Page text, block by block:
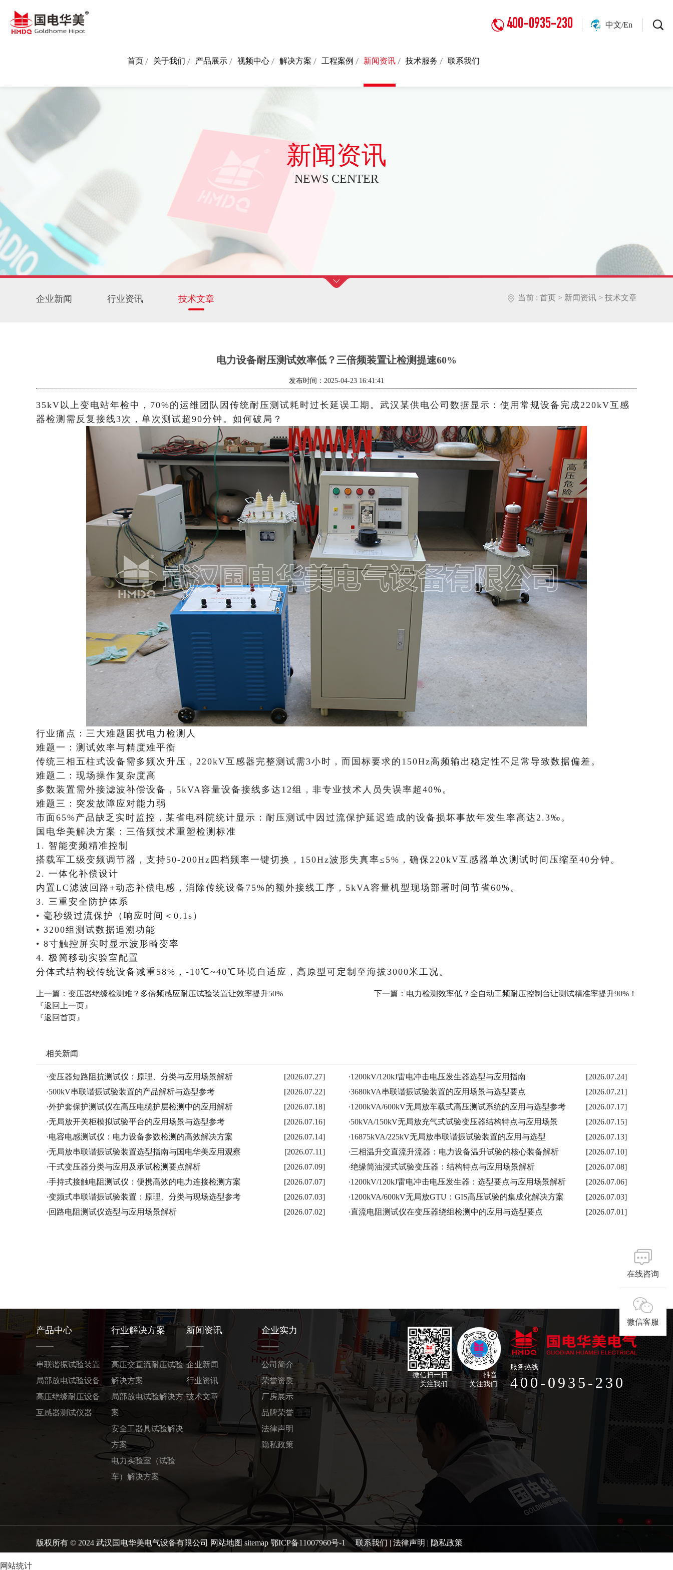
中文/En
400-0935-230
首页 关于我们 产品展示 视频中心 解决方案 工程案例 新闻资讯 技术服务 联系我们
新闻资讯
NEWS CENTER
企业新闻 行业资讯 技术文章 当前 : 首页 > 新闻资讯 > 技术文章
电力设备耐压测试效率低？三倍频装置让检测提速60%
发布时间：2025-04-23 16:41:41
35kV以上变电站年检中，70%的运维团队因传统耐压测试耗时过长延误工期。武汉某供电公司数据显示：使用常规设备完成220kV互感
器检测需反复接线3次，单次测试超90分钟。如何破局？
行业痛点：三大难题困扰电力检测人
​​难题一：测试效率与精度难平衡​​
传统三相五柱式设备需多频次升压，220kV互感器完整测试需3小时，而国标要求的150Hz高频输出稳定性不足常导致数据偏差。
​​难题二：现场操作复杂度高​​
多数装置需外接滤波补偿设备，5kVA容量设备接线多达12组，非专业技术人员失误率超40%。
​​难题三：突发故障应对能力弱​​
市面65%产品缺乏实时监控，某省电科院统计显示：耐压测试中因过流保护延迟造成的设备损坏事故年发生率高达2.3‰。
国电华美解决方案：三倍频技术重塑检测标准
​​1. 智能变频精准控制​​
搭载军工级变频调节器，支持50-200Hz四档频率一键切换，150Hz波形失真率≤5%，确保220kV互感器单次测试时间压缩至40分钟。
​​2. 一体化补偿设计​​
内置LC滤波回路+动态补偿电感，消除传统设备75%的额外接线工序，5kVA容量机型现场部署时间节省60%。
​​3. 三重安全防护体系​​
• 毫秒级过流保护（响应时间＜0.1s）
• 3200组测试数据追溯功能
• 8寸触控屏实时显示波形畸变率
​​4. 极简移动实验室配置​​
分体式结构较传统设备减重58%，-10℃~40℃环境自适应，高原型可定制至海拔3000米工况。
上一篇： 变压器绝缘检测难？多倍频感应耐压试验装置让效率提升50%​ 下一篇： 电力检测效率低？全自动工频耐压控制台让测试精准率提升90%！
『返回上一页』
『返回首页』
相关新闻
·变压器短路阻抗测试仪：原理、分类与应用场景解析 [2026.07.27] ·1200kV/120kJ雷电冲击电压发生器选型与应用指南
[2026.07.24]
·500kV串联谐振试验装置的产品解析与选型参考 [2026.07.22] ·3680kVA串联谐振试验装置的应用场景与选型要点
[2026.07.21]
·外护套保护测试仪在高压电缆护层检测中的应用解析 [2026.07.18] ·1200kVA/600kV无局放车载式高压测试系统的应用与选型参考
[2026.07.17]
·无局放开关柜模拟试验平台的应用场景与选型参考 [2026.07.16] ·50kVA/150kV无局放充气式试验变压器结构特点与应用场景
[2026.07.15]
·电容电感测试仪：电力设备参数检测的高效解决方案 [2026.07.14] ·16875kVA/225kV无局放串联谐振试验装置的应用与选型
[2026.07.13]
·无局放串联谐振试验装置选型指南与国电华美应用观察 [2026.07.11] ·三相温升交直流升流器：电力设备温升试验的核心装备解析
[2026.07.10]
·干式变压器分类与应用及承试检测要点解析 [2026.07.09] ·绝缘筒油浸式试验变压器：结构特点与应用场景解析
[2026.07.08]
·手持式接触电阻测试仪：便携高效的电力连接检测方案 [2026.07.07] ·1200kV/120kJ雷电冲击电压发生器：选型要点与应用场景解析
[2026.07.06]
·变频式串联谐振试验装置：原理、分类与现场选型参考 [2026.07.03] ·1200kVA/600kV无局放GTU：GIS高压试验的集成化解决方案
[2026.07.03]
·回路电阻测试仪选型与应用场景解析 [2026.07.02] ·直流电阻测试仪在变压器绕组检测中的应用与选型要点 [2026.07.01]
产品中心
串联谐振试验装置
局部放电试验设备
高压绝缘耐压设备
互感器测试仪器
行业解决方案
高压交直流耐压试验
解决方案
局部放电试验解决方
案
安全工器具试验解决
方案
电力实验室（试验
车）解决方案
新闻资讯
企业新闻
行业资讯
技术文章
企业实力
公司简介
荣誉资质
厂房展示
品牌荣誉
法律声明
隐私政策
微信扫一扫
关注我们
抖音
关注我们
服务热线
400-0935-230
版权所有 © 2024 武汉国电华美电气设备有限公司 网站地图 sitemap 鄂ICP备11007960号-1 联系我们 | 法律声明 | 隐私政策
在线咨询
微信客服
网站统计